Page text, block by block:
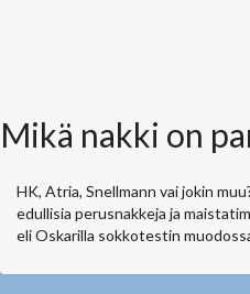
Mikä nakki on
HK, Atria, Snellmann vai jokin
edullisia perusnakkeja ja
eli Oskarilla sokkotestin